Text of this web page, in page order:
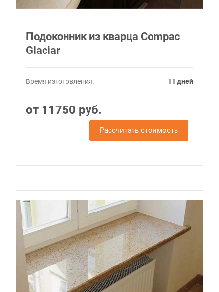
Подоконник из кварца Compac
Glaciar
Время изготовления: 11 дней
от 11750 руб.
Рассчитать стоимость